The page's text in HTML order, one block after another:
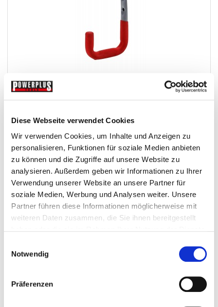
Diese Webseite verwendet Cookies
Wir verwenden Cookies, um Inhalte und Anzeigen zu
personalisieren, Funktionen für soziale Medien anbieten
zu können und die Zugriffe auf unsere Website zu
analysieren. Außerdem geben wir Informationen zu Ihrer
Verwendung unserer Website an unsere Partner für
soziale Medien, Werbung und Analysen weiter. Unsere
Partner führen diese Informationen möglicherweise mit
weiteren Daten zusammen, die Sie ihnen bereitgestellt
Notwendig
Präferenzen
Wandhaken Stahl 120 x 85 mm. Gummiert –...
€ 1,69
Gewicht: 0.074 kg
Inkl. MwSt. zzgl.Versandkosten
Auf Lager
Mehr In den Warenkorb
Wunschliste